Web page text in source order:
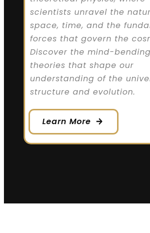
scientists unravel the
space, time, and the
forces that govern the
Discover the mind-bending
theories that shape our
understanding of the
structure and evolution.
Learn More